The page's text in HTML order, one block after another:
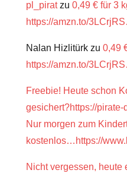
pl_piratzu 0,49 € für 3
https://amzn.to/
Nalan Hizlitürk zu 0,49
https://amzn.to/
Freebie! Heute schon
gesichert?https://
Nur morgen zum
kostenlos…https://
Nicht vergessen, heute